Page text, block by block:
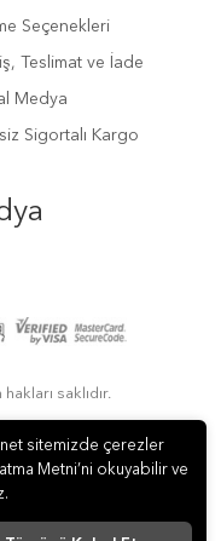
Seçenekleri
Teslimat ve İade
Medya
Sigortalı Kargo
saklıdır.
sitemizde çerezler
Metni’ni okuyabilir ve